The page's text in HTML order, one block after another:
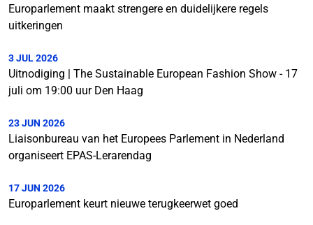
Europarlement maakt strengere en duidelijkere regels
uitkeringen
3 JUL 2026
Uitnodiging | The Sustainable European Fashion Show - 17
juli om 19:00 uur Den Haag
23 JUN 2026
Liaisonbureau van het Europees Parlement in Nederland
organiseert EPAS-Lerarendag
17 JUN 2026
Europarlement keurt nieuwe terugkeerwet goed